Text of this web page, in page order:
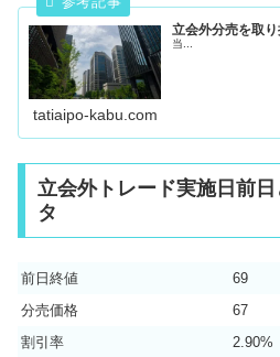
立会外分売を取
当...
tatiaipo-kabu.com
立会外トレード実施日前
タ
前日終値
69
分売価格
67
割引率
2.90%